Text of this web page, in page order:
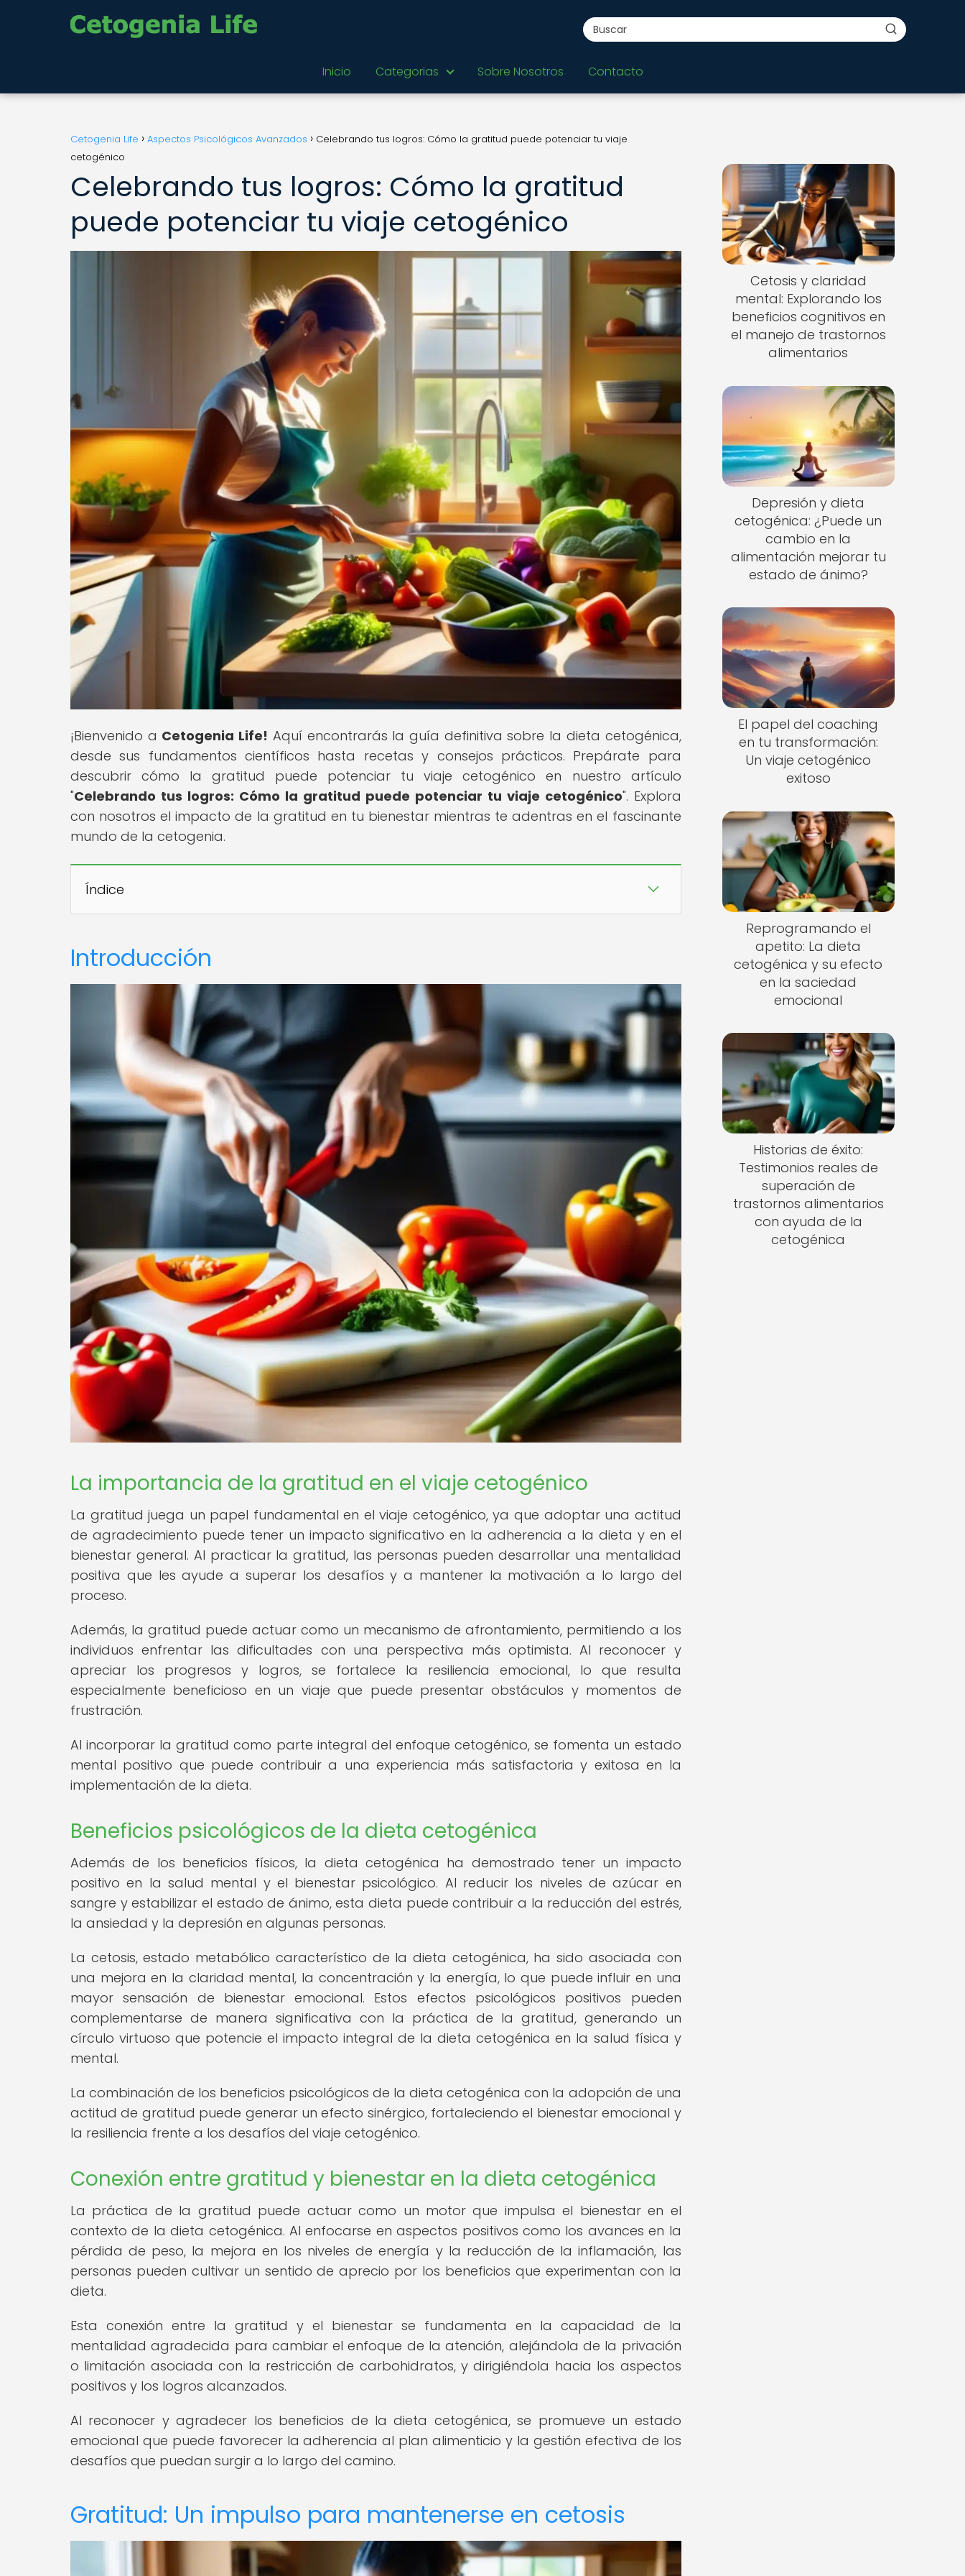
Inicio Categorias Sobre Nosotros Contacto
Cetogenia Life Aspectos Psicológicos Avanzados
Celebrando tus logros: Cómo la gratitud puede potenciar tu viaje
cetogénico
Celebrando tus logros: Cómo la gratitud
puede potenciar tu viaje cetogénico
¡Bienvenido a Cetogenia Life! Aquí encontrarás la guía definitiva sobre la dieta cetogénica,
desde sus fundamentos científicos hasta recetas y consejos prácticos. Prepárate para
descubrir cómo la gratitud puede potenciar tu viaje cetogénico en nuestro artículo
"Celebrando tus logros: Cómo la gratitud puede potenciar tu viaje cetogénico". Explora
con nosotros el impacto de la gratitud en tu bienestar mientras te adentras en el fascinante
mundo de la cetogenia.
Índice
Introducción
La importancia de la gratitud en el viaje cetogénico
La gratitud juega un papel fundamental en el viaje cetogénico, ya que adoptar una actitud
de agradecimiento puede tener un impacto significativo en la adherencia a la dieta y en el
bienestar general. Al practicar la gratitud, las personas pueden desarrollar una mentalidad
positiva que les ayude a superar los desafíos y a mantener la motivación a lo largo del
proceso.
Además, la gratitud puede actuar como un mecanismo de afrontamiento, permitiendo a los
individuos enfrentar las dificultades con una perspectiva más optimista. Al reconocer y
apreciar los progresos y logros, se fortalece la resiliencia emocional, lo que resulta
especialmente beneficioso en un viaje que puede presentar obstáculos y momentos de
frustración.
Al incorporar la gratitud como parte integral del enfoque cetogénico, se fomenta un estado
mental positivo que puede contribuir a una experiencia más satisfactoria y exitosa en la
implementación de la dieta.
Beneficios psicológicos de la dieta cetogénica
Además de los beneficios físicos, la dieta cetogénica ha demostrado tener un impacto
positivo en la salud mental y el bienestar psicológico. Al reducir los niveles de azúcar en
sangre y estabilizar el estado de ánimo, esta dieta puede contribuir a la reducción del estrés,
la ansiedad y la depresión en algunas personas.
La cetosis, estado metabólico característico de la dieta cetogénica, ha sido asociada con
una mejora en la claridad mental, la concentración y la energía, lo que puede influir en una
mayor sensación de bienestar emocional. Estos efectos psicológicos positivos pueden
complementarse de manera significativa con la práctica de la gratitud, generando un
círculo virtuoso que potencie el impacto integral de la dieta cetogénica en la salud física y
mental.
La combinación de los beneficios psicológicos de la dieta cetogénica con la adopción de una
actitud de gratitud puede generar un efecto sinérgico, fortaleciendo el bienestar emocional y
la resiliencia frente a los desafíos del viaje cetogénico.
Conexión entre gratitud y bienestar en la dieta cetogénica
La práctica de la gratitud puede actuar como un motor que impulsa el bienestar en el
contexto de la dieta cetogénica. Al enfocarse en aspectos positivos como los avances en la
pérdida de peso, la mejora en los niveles de energía y la reducción de la inflamación, las
personas pueden cultivar un sentido de aprecio por los beneficios que experimentan con la
dieta.
Esta conexión entre la gratitud y el bienestar se fundamenta en la capacidad de la
mentalidad agradecida para cambiar el enfoque de la atención, alejándola de la privación
o limitación asociada con la restricción de carbohidratos, y dirigiéndola hacia los aspectos
positivos y los logros alcanzados.
Al reconocer y agradecer los beneficios de la dieta cetogénica, se promueve un estado
emocional que puede favorecer la adherencia al plan alimenticio y la gestión efectiva de los
desafíos que puedan surgir a lo largo del camino.
Gratitud: Un impulso para mantenerse en cetosis
Cetosis y claridad
mental: Explorando los
beneficios cognitivos en
el manejo de trastornos
alimentarios
Depresión y dieta
cetogénica: ¿Puede un
cambio en la
alimentación mejorar tu
estado de ánimo?
El papel del coaching
en tu transformación:
Un viaje cetogénico
exitoso
Reprogramando el
apetito: La dieta
cetogénica y su efecto
en la saciedad
emocional
Historias de éxito:
Testimonios reales de
superación de
trastornos alimentarios
con ayuda de la
cetogénica